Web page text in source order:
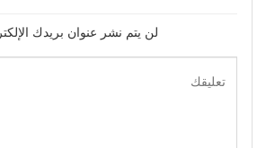
لن يتم نشر عنوان بريدك